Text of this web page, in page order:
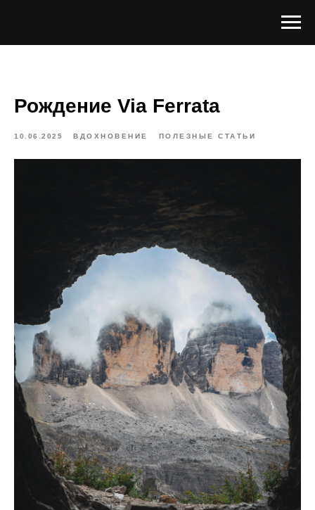
Рождение Via Ferrata
10.06.2025 ВДОХНОВЕНИЕ ПОЛЕЗНЫЕ СТАТЬИ